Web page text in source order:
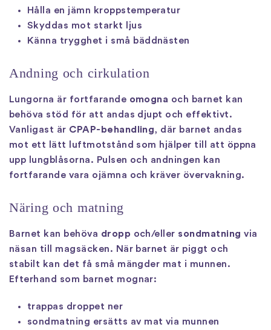
Hålla en jämn kroppstemperatur
Skyddas mot starkt ljus
Känna trygghet i små bäddnästen
Andning och cirkulation
Lungorna är fortfarande omogna och barnet kan
behöva stöd för att andas djupt och effektivt.
Vanligast är CPAP-behandling, där barnet andas
mot ett lätt luftmotstånd som hjälper till att öppna
upp lungblåsorna. Pulsen och andningen kan
fortfarande vara ojämna och kräver övervakning.
Näring och matning
Barnet kan behöva dropp och/eller sondmatning via
näsan till magsäcken. När barnet är piggt och
stabilt kan det få små mängder mat i munnen.
Efterhand som barnet mognar:
trappas droppet ner
sondmatning ersätts av mat via munnen